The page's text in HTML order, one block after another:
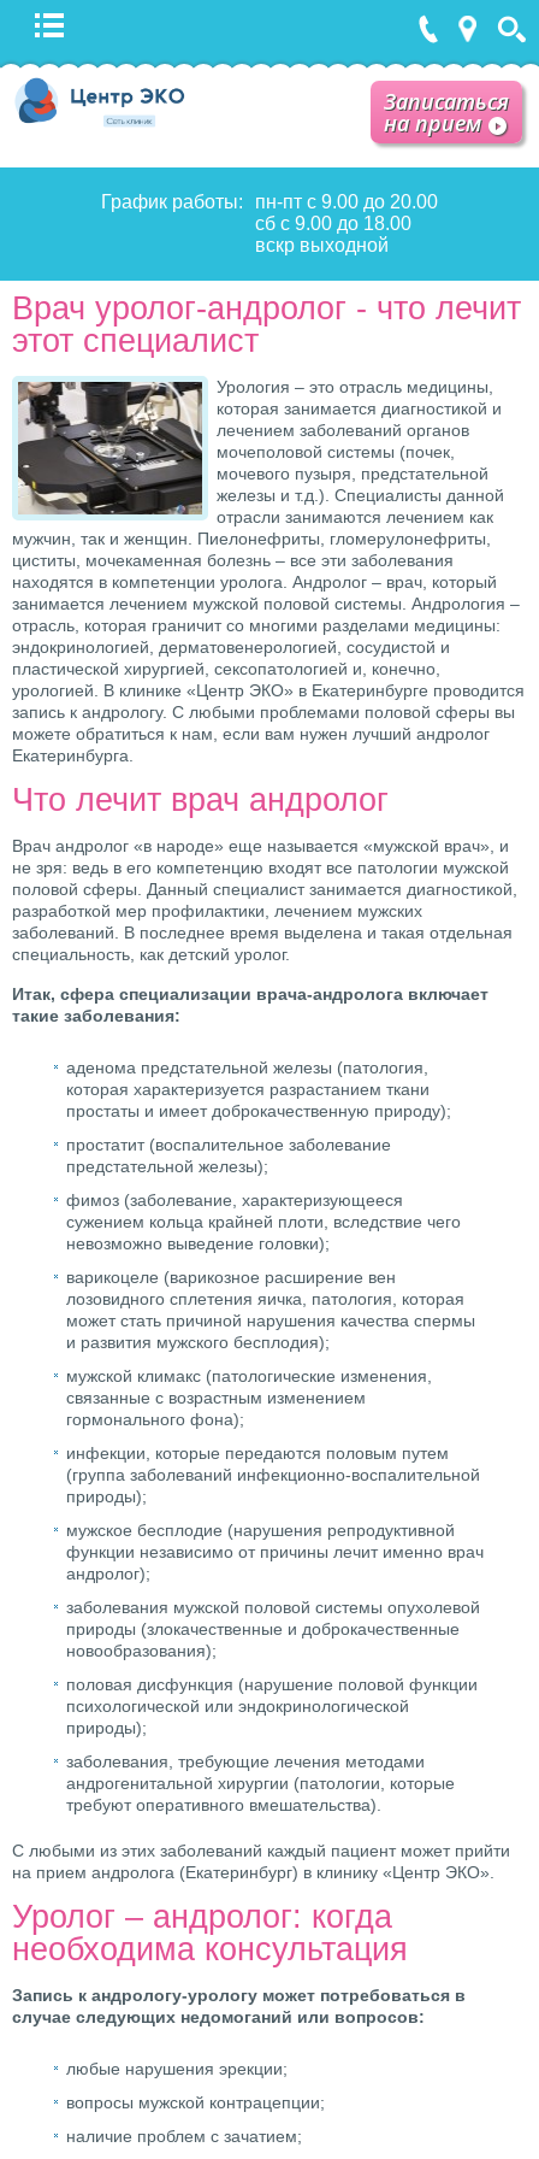
Записаться
на прием
График работы:
пн-пт с 9.00 до 20.00
сб с 9.00 до 18.00
вскр выходной
Врач уролог-андролог - что лечит
этот специалист
Урология – это отрасль медицины,
которая занимается диагностикой и
лечением заболеваний органов
мочеполовой системы (почек,
мочевого пузыря, предстательной
железы и т.д.). Специалисты данной
отрасли занимаются лечением как
мужчин, так и женщин. Пиелонефриты, гломерулонефриты,
циститы, мочекаменная болезнь – все эти заболевания
находятся в компетенции уролога. Андролог – врач, который
занимается лечением мужской половой системы. Андрология –
отрасль, которая граничит со многими разделами медицины:
эндокринологией, дерматовенерологией, сосудистой и
пластической хирургией, сексопатологией и, конечно,
урологией. В клинике «Центр ЭКО» в Екатеринбурге проводится
запись к андрологу. С любыми проблемами половой сферы вы
можете обратиться к нам, если вам нужен лучший андролог
Екатеринбурга.
Что лечит врач андролог
Врач андролог «в народе» еще называется «мужской врач», и
не зря: ведь в его компетенцию входят все патологии мужской
половой сферы. Данный специалист занимается диагностикой,
разработкой мер профилактики, лечением мужских
заболеваний. В последнее время выделена и такая отдельная
специальность, как детский уролог.
Итак, сфера специализации врача-андролога включает
такие заболевания:
аденома предстательной железы (патология,
которая характеризуется разрастанием ткани
простаты и имеет доброкачественную природу);
простатит (воспалительное заболевание
предстательной железы);
фимоз (заболевание, характеризующееся
сужением кольца крайней плоти, вследствие чего
невозможно выведение головки);
варикоцеле (варикозное расширение вен
лозовидного сплетения яичка, патология, которая
может стать причиной нарушения качества спермы
и развития мужского бесплодия);
мужской климакс (патологические изменения,
связанные с возрастным изменением
гормонального фона);
инфекции, которые передаются половым путем
(группа заболеваний инфекционно-воспалительной
природы);
мужское бесплодие (нарушения репродуктивной
функции независимо от причины лечит именно врач
андролог);
заболевания мужской половой системы опухолевой
природы (злокачественные и доброкачественные
новообразования);
половая дисфункция (нарушение половой функции
психологической или эндокринологической
природы);
заболевания, требующие лечения методами
андрогенитальной хирургии (патологии, которые
требуют оперативного вмешательства).
С любыми из этих заболеваний каждый пациент может прийти
на прием андролога (Екатеринбург) в клинику «Центр ЭКО».
Уролог – андролог: когда
необходима консультация
Запись к андрологу-урологу может потребоваться в
случае следующих недомоганий или вопросов:
любые нарушения эрекции;
вопросы мужской контрацепции;
наличие проблем с зачатием;